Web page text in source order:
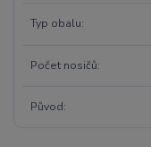
Typ obalu
Počet nosičů
Původ